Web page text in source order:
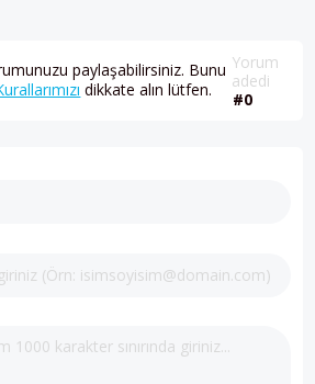
paylaşabilirsiniz. Bunu
dikkate alın lütfen.
Yorum
adedi
#0